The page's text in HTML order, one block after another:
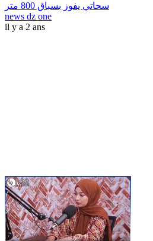
سحاتي يفوز بسباق 800 متر
news dz one
il y a 2 ans